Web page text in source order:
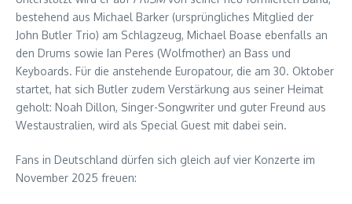
bestehend aus Michael Barker (ursprüngliches Mitglied der
John Butler Trio) am Schlagzeug, Michael Boase ebenfalls an
den Drums sowie Ian Peres (Wolfmother) an Bass und
Keyboards. Für die anstehende Europatour, die am 30. Oktober
startet, hat sich Butler zudem Verstärkung aus seiner Heimat
geholt: Noah Dillon, Singer-Songwriter und guter Freund aus
Westaustralien, wird als Special Guest mit dabei sein.
Fans in Deutschland dürfen sich gleich auf vier Konzerte im
November 2025 freuen: